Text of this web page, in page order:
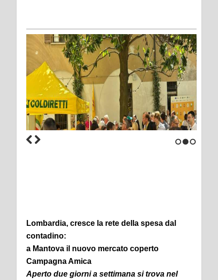
Lombardia, cresce la rete della spesa dal
contadino:
a Mantova il nuovo mercato coperto
Campagna Amica
Aperto due giorni a settimana si trova nel